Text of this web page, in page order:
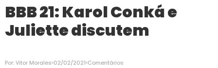
BBB 21: Karol Conká e
Juliette discutem
Por:Vitor Morales 02/02/2021 Comentários